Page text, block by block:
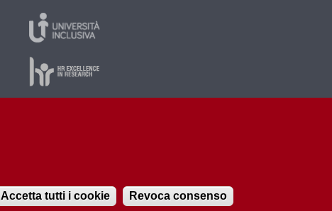
Accetta tutti i cookie Revoca consenso